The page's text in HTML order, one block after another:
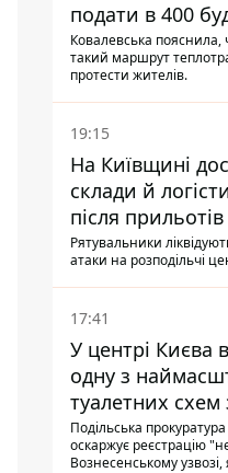
подати в 400
депутатка
Ковалевська
такий маршрут
протести жителів.
19:15
На Київщині
склади й
після
ДСНС
Рятувальники
атаки на розподільчі
17:41
У центрі Києва
одну з
туалетних
будинком
Подільська
оскаржує реєстрацію
Вознесенському узвозі,